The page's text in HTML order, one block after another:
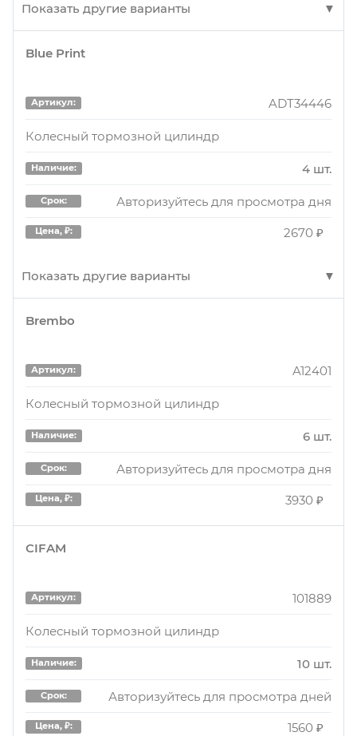
Показать другие варианты
Артикул:
Blue Print
Артикул: ADT34446
Колесный тормозной цилиндр
Наличие: 4 шт.
Срок: Авторизуйтесь для просмотра дня
Цена, ₽: 2670 ₽
Показать другие варианты
Артикул:
Brembo
Артикул: A12401
Колесный тормозной цилиндр
Наличие: 6 шт.
Срок: Авторизуйтесь для просмотра дня
Цена, ₽: 3930 ₽
CIFAM
Артикул: 101889
Колесный тормозной цилиндр
Наличие: 10 шт.
Срок: Авторизуйтесь для просмотра дней
Цена, ₽: 1560 ₽